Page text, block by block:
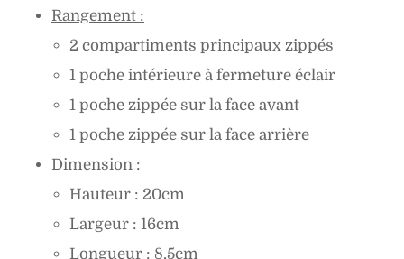
Rangement :
2 compartiments principaux zippés
1 poche intérieure à fermeture éclair
1 poche zippée sur la face avant
1 poche zippée sur la face arrière
Dimension :
Hauteur : 20cm
Largeur : 16cm
Longueur : 8.5cm